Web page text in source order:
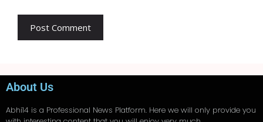
About Us
Abhi14 is a Professional News Platform. Here we will only provide you